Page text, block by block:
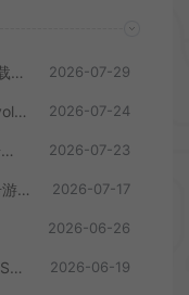
机甲浩劫 / Mech Havoc 俯视角战术载具射击游戏 2026-07-29
光环：战役进化 / Halo Campaign Evolved 科幻射击游戏 2026-07-24
塞克托利 / SEKTORI 双摇杆街机射击游戏 2026-07-23
致病本源 / Pathogenic 细胞肉鸽射击游戏 2026-07-17
2026-06-26
最终夺回小分队 / The Last Salvage Squad 复古第一人称射击游戏 2026-06-19